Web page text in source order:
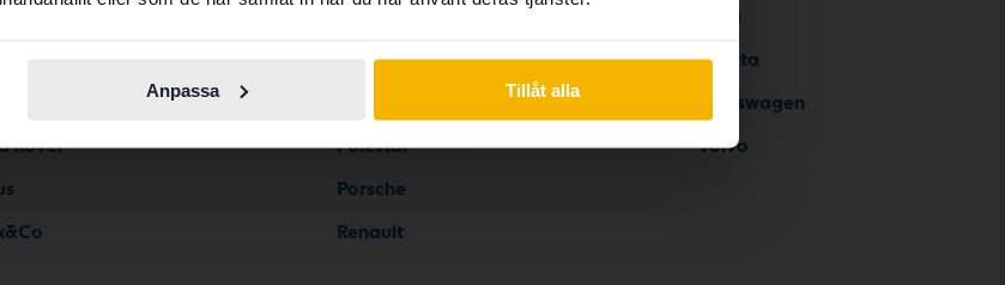
Anpassa Tillåt alla
Rover
Opel
Polestar
Porsche
Renault
Tesla
Toyota
Volkswagen
Volvo
Continue in